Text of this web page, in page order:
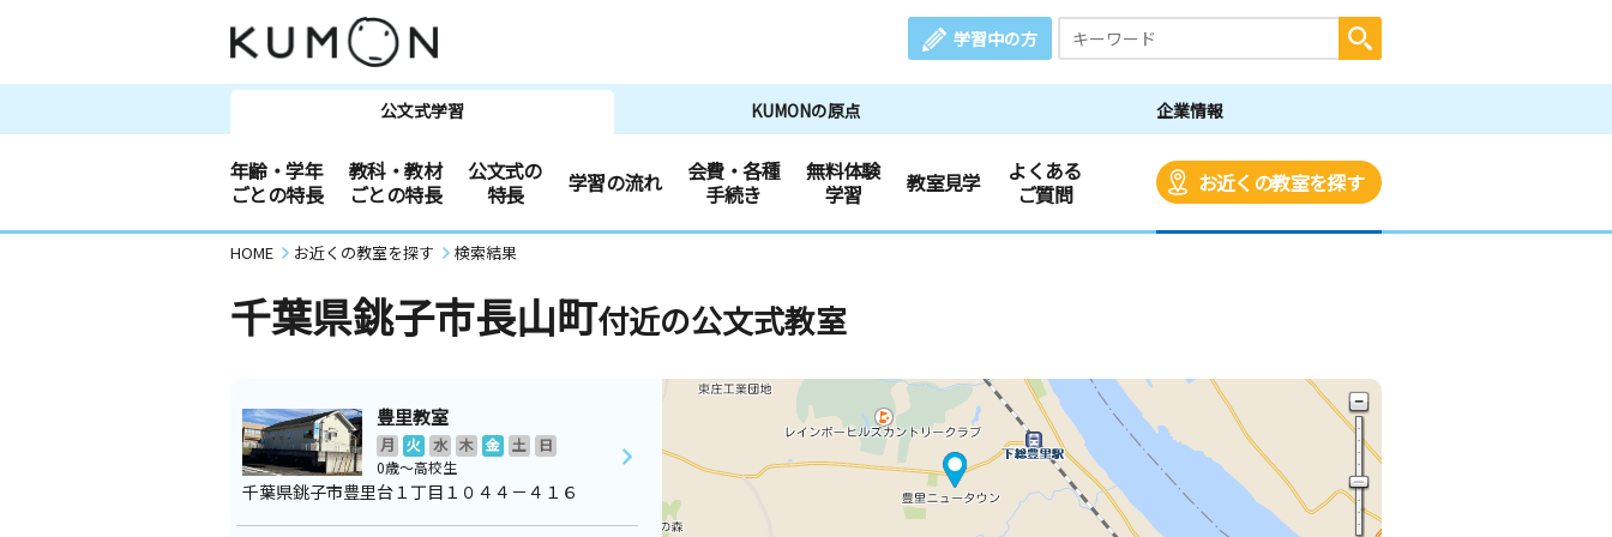
学習中の方
公文式学習 KUMONの原点 企業情報
年齢・学年
ごとの特長
教科・教材
ごとの特長
公文式の
特長
学習の流れ
会費・各種
手続き
無料体験
学習
教室見学
よくある
ご質問
お近くの教室を探す
HOME お近くの教室を探す 検索結果
千葉県銚子市長山町付近の公文式教室
豊里教室
月 火 水 木 金 土
日
0歳～高校生
千葉県銚子市豊里台１丁目１０４４－４１６